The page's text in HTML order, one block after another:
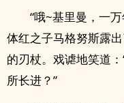
“哦~基里曼，一
体红之子马格努斯露
的刃杖。戏谑地笑道
所长进？”